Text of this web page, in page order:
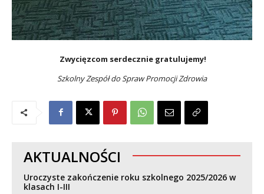
Zwycięzcom serdecznie gratulujemy!
Szkolny Zespół do Spraw Promocji Zdrowia
AKTUALNOŚCI
Uroczyste zakończenie roku szkolnego 2025/2026 w
klasach I-III